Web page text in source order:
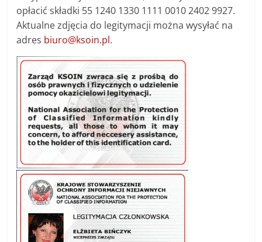
opłacić składki 55 1240 1330 1111 0010 2402 9927.
Aktualne zdjęcia do legitymacji można wysyłać na
adres biuro@ksoin.pl.